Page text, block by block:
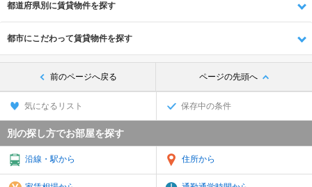
都道府県別に賃貸物件を探す
都市にこだわって賃貸物件を探す
前のページへ戻る ページの先頭へ
気になるリスト 保存中の条件
別の探し方でお部屋を探す
沿線・駅から 住所から